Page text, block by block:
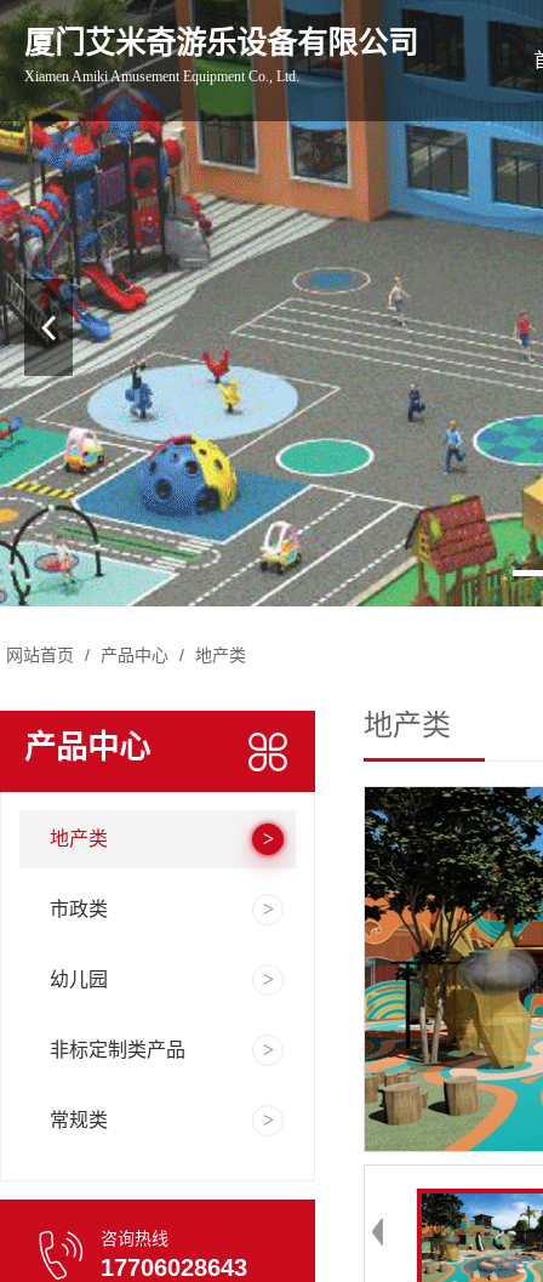
厦门艾米奇游乐设备有限公司
Xiamen Amiki Amusement Equipment Co., Ltd.
网站首页 / 产品中心 / 地产类
产品中心
地产类
市政类
幼儿园
非标定制类产品
常规类
咨询热线
17706028643
地产类